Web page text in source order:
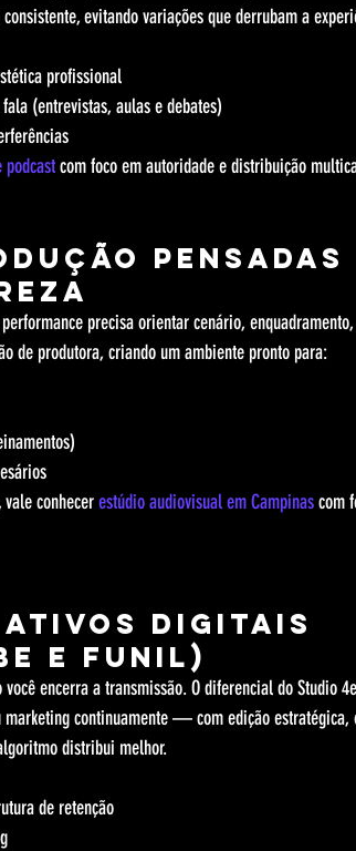
evitando variações que derrubam a
profissional
(entrevistas, aulas e debates)
podcast com foco em autoridade e distribuição
pensadas
precisa orientar cenário,
de produtora, criando um ambiente pronto para:
conhecer estúdio audiovisual em Campinas com
ativos digitais
e funil)
encerra a transmissão. O diferencial do Studio
continuamente — com edição estratégica,
distribui melhor.
de retenção